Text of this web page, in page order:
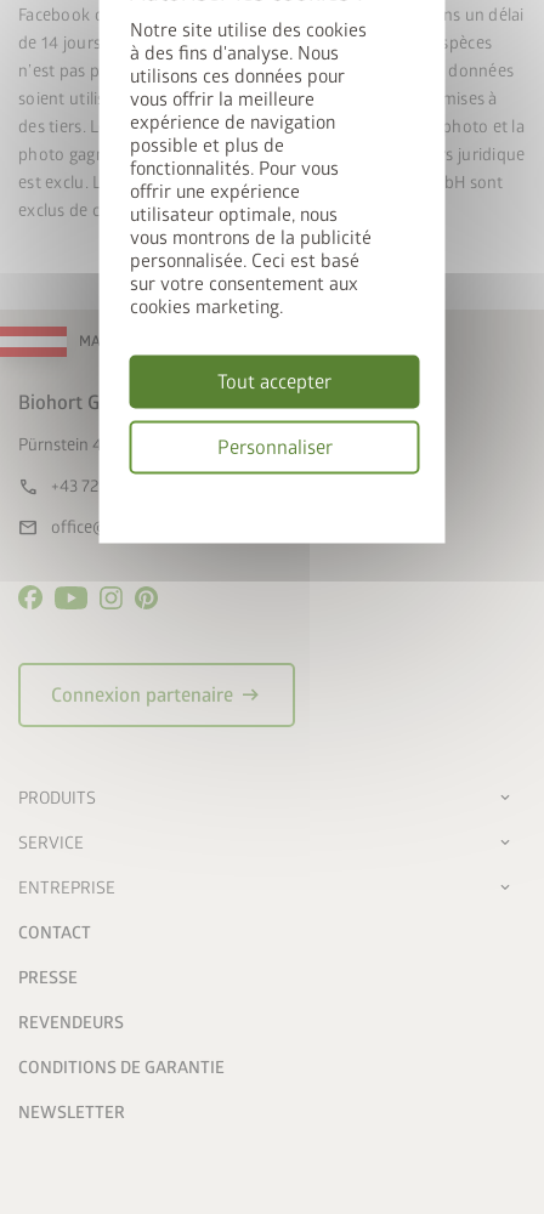
Notre site utilise des cookies
à des fins d'analyse. Nous
utilisons ces données pour
vous offrir la meilleure
expérience de navigation
possible et plus de
fonctionnalités. Pour vous
offrir une expérience
utilisateur optimale, nous
vous montrons de la publicité
personnalisée. Ceci est basé
sur votre consentement aux
cookies marketing.
Tout accepter
Personnaliser
confidentialité
Facebook ou Instagram. Il ou elle devra se manifester dans un délai
de 14 jours pour valider le gain. Un remboursement en espèces
n’est pas possible. En participant, vous acceptez que vos données
soient utilisées par l’entreprise. Elles ne seront pas transmises à
des tiers. Les participants acceptent également que leur photo et la
photo gagnante soient publiées par Biohort. Tout recours juridique
est exclu. Les employés et les partenaires de Biohort GmbH sont
exclus de ce jeu-concours.
MADE IN AUSTRIA
Biohort GmbH
Pürnstein 43, A-4120 Neufelden
call +43 7282 / 7788 0
mail office@biohort.at
Connexion partenaire arrow_right_alt
PRODUITS
SERVICE
ENTREPRISE
CONTACT
PRESSE
REVENDEURS
CONDITIONS DE GARANTIE
NEWSLETTER